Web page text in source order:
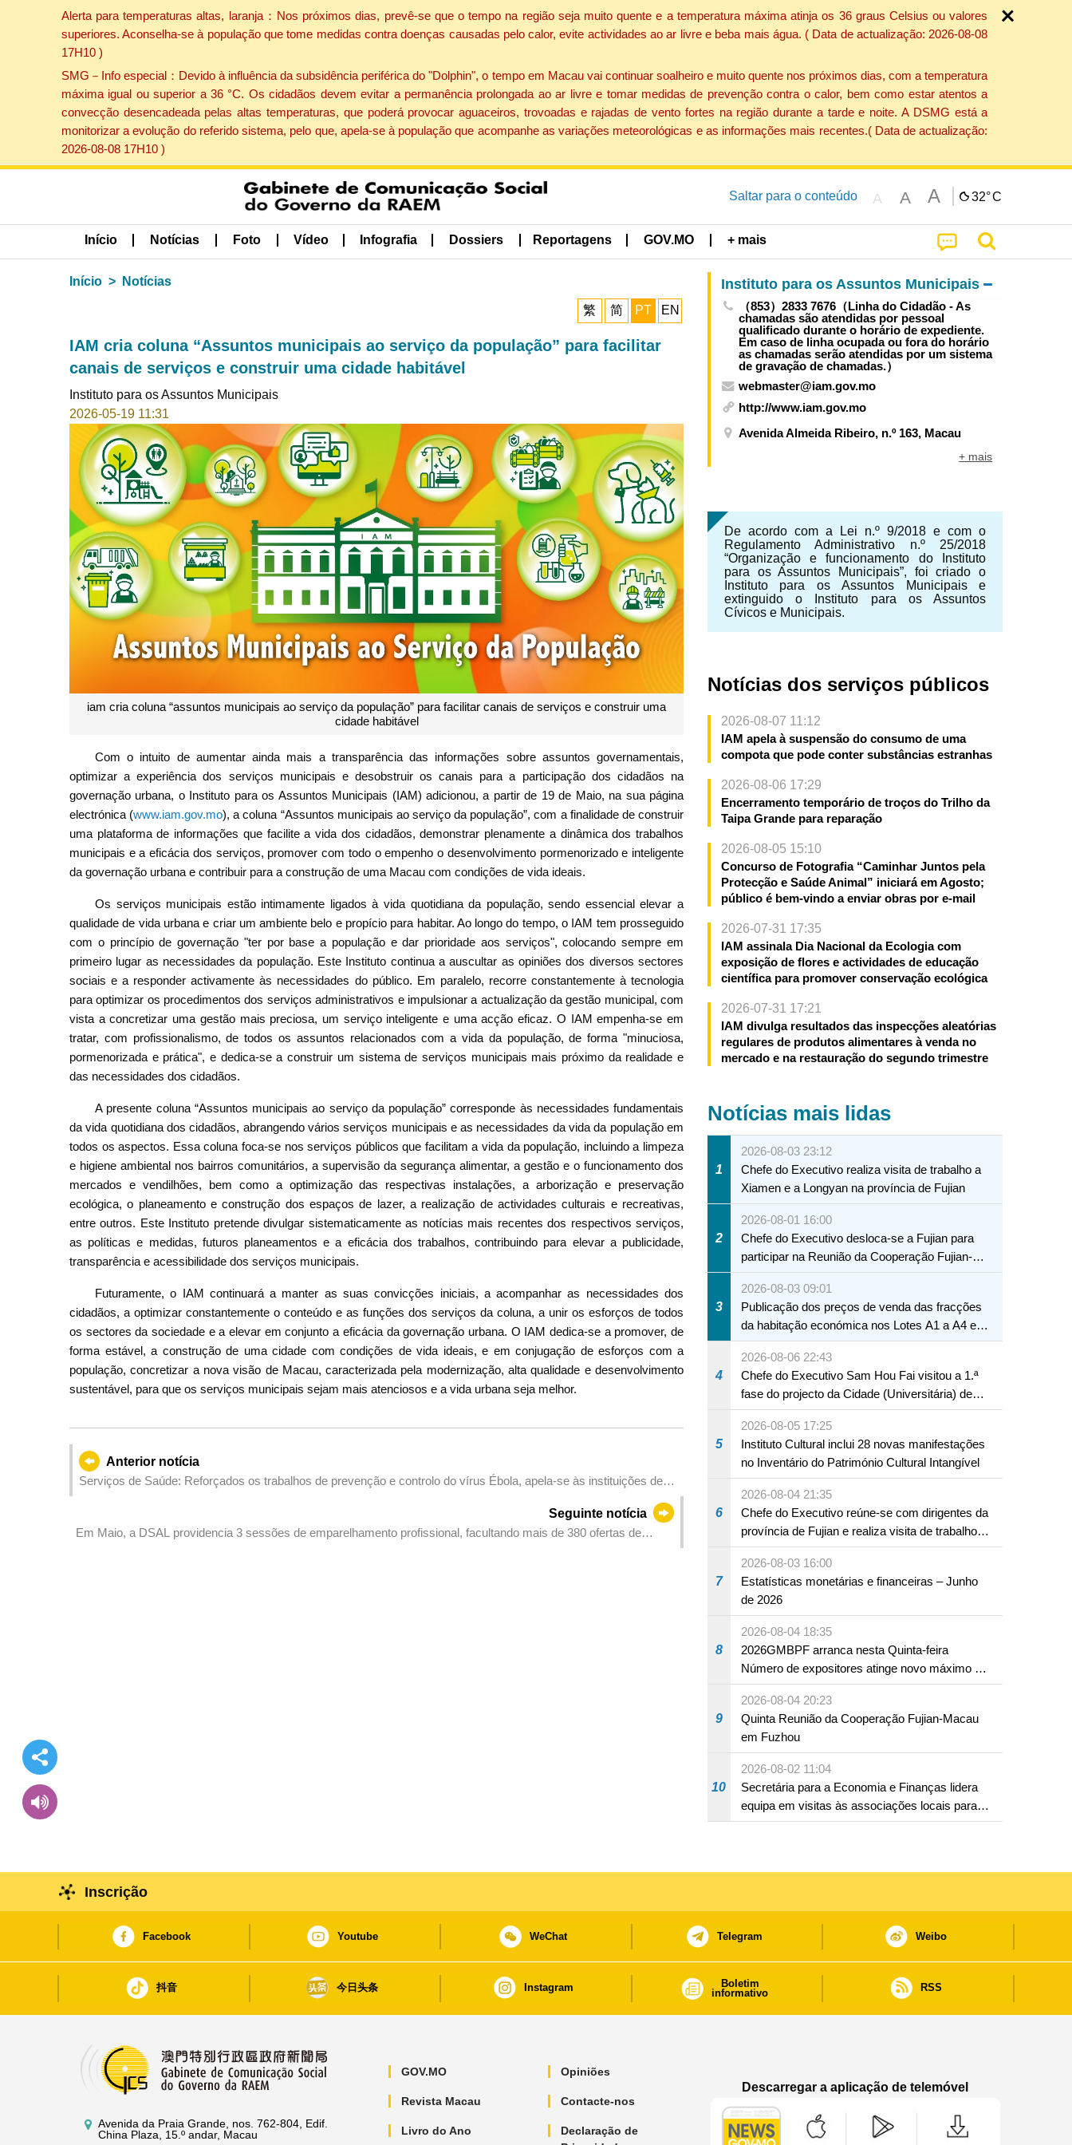
Alerta para temperaturas altas, laranja：Nos próximos dias, prevê-se que o tempo na região seja muito quente e a temperatura máxima atinja os 36 graus Celsius ou valores
superiores. Aconselha-se à população que tome medidas contra doenças causadas pelo calor, evite actividades ao ar livre e beba mais água. ( Data de actualização: 2026-08-08
17H10 )
SMG－Info especial：Devido à influência da subsidência periférica do "Dolphin", o tempo em Macau vai continuar soalheiro e muito quente nos próximos dias, com a temperatura
máxima igual ou superior a 36 °C. Os cidadãos devem evitar a permanência prolongada ao ar livre e tomar medidas de prevenção contra o calor, bem como estar atentos a
convecção desencadeada pelas altas temperaturas, que poderá provocar aguaceiros, trovoadas e rajadas de vento fortes na região durante a tarde e noite. A DSMG está a
monitorizar a evolução do referido sistema, pelo que, apela-se à população que acompanhe as variações meteorológicas e as informações mais recentes.( Data de actualização:
2026-08-08 17H10 )
Saltar para o conteúdo A A A 32°C
Início Notícias Foto Vídeo Infografia Dossiers Reportagens GOV.MO + mais
Início Notícias
繁 简 PT EN
IAM cria coluna “Assuntos municipais ao serviço da população” para facilitar
canais de serviços e construir uma cidade habitável
Instituto para os Assuntos Municipais
2026-05-19 11:31
iam cria coluna “assuntos municipais ao serviço da população” para facilitar canais de serviços e construir uma
cidade habitável
Com o intuito de aumentar ainda mais a transparência das informações sobre assuntos governamentais,
optimizar a experiência dos serviços municipais e desobstruir os canais para a participação dos cidadãos na
governação urbana, o Instituto para os Assuntos Municipais (IAM) adicionou, a partir de 19 de Maio, na sua página
electrónica (www.iam.gov.mo), a coluna “Assuntos municipais ao serviço da população”, com a finalidade de construir
uma plataforma de informações que facilite a vida dos cidadãos, demonstrar plenamente a dinâmica dos trabalhos
municipais e a eficácia dos serviços, promover com todo o empenho o desenvolvimento pormenorizado e inteligente
da governação urbana e contribuir para a construção de uma Macau com condições de vida ideais.
Os serviços municipais estão intimamente ligados à vida quotidiana da população, sendo essencial elevar a
qualidade de vida urbana e criar um ambiente belo e propício para habitar. Ao longo do tempo, o IAM tem prosseguido
com o princípio de governação "ter por base a população e dar prioridade aos serviços", colocando sempre em
primeiro lugar as necessidades da população. Este Instituto continua a auscultar as opiniões dos diversos sectores
sociais e a responder activamente às necessidades do público. Em paralelo, recorre constantemente à tecnologia
para optimizar os procedimentos dos serviços administrativos e impulsionar a actualização da gestão municipal, com
vista a concretizar uma gestão mais preciosa, um serviço inteligente e uma acção eficaz. O IAM empenha-se em
tratar, com profissionalismo, de todos os assuntos relacionados com a vida da população, de forma "minuciosa,
pormenorizada e prática", e dedica-se a construir um sistema de serviços municipais mais próximo da realidade e
das necessidades dos cidadãos.
A presente coluna “Assuntos municipais ao serviço da população” corresponde às necessidades fundamentais
da vida quotidiana dos cidadãos, abrangendo vários serviços municipais e as necessidades da vida da população em
todos os aspectos. Essa coluna foca-se nos serviços públicos que facilitam a vida da população, incluindo a limpeza
e higiene ambiental nos bairros comunitários, a supervisão da segurança alimentar, a gestão e o funcionamento dos
mercados e vendilhões, bem como a optimização das respectivas instalações, a arborização e preservação
ecológica, o planeamento e construção dos espaços de lazer, a realização de actividades culturais e recreativas,
entre outros. Este Instituto pretende divulgar sistematicamente as notícias mais recentes dos respectivos serviços,
as políticas e medidas, futuros planeamentos e a eficácia dos trabalhos, contribuindo para elevar a publicidade,
transparência e acessibilidade dos serviços municipais.
Futuramente, o IAM continuará a manter as suas convicções iniciais, a acompanhar as necessidades dos
cidadãos, a optimizar constantemente o conteúdo e as funções dos serviços da coluna, a unir os esforços de todos
os sectores da sociedade e a elevar em conjunto a eficácia da governação urbana. O IAM dedica-se a promover, de
forma estável, a construção de uma cidade com condições de vida ideais, e em conjugação de esforços com a
população, concretizar a nova visão de Macau, caracterizada pela modernização, alta qualidade e desenvolvimento
sustentável, para que os serviços municipais sejam mais atenciosos e a vida urbana seja melhor.
Anterior notícia
Serviços de Saúde: Reforçados os trabalhos de prevenção e controlo do vírus Ébola, apela-se às instituições de
Seguinte notícia
Em Maio, a DSAL providencia 3 sessões de emparelhamento profissional, facultando mais de 380 ofertas de
Instituto para os Assuntos Municipais
（853）2833 7676（Linha do Cidadão - As
chamadas são atendidas por pessoal
qualificado durante o horário de expediente.
Em caso de linha ocupada ou fora do horário
as chamadas serão atendidas por um sistema
de gravação de chamadas.）
webmaster@iam.gov.mo
http://www.iam.gov.mo
Avenida Almeida Ribeiro, n.º 163, Macau
+ mais
De acordo com a Lei n.º 9/2018 e com o
Regulamento Administrativo n.º 25/2018
“Organização e funcionamento do Instituto
para os Assuntos Municipais”, foi criado o
Instituto para os Assuntos Municipais e
extinguido o Instituto para os Assuntos
Cívicos e Municipais.
Notícias dos serviços públicos
2026-08-07 11:12
IAM apela à suspensão do consumo de uma
compota que pode conter substâncias estranhas
2026-08-06 17:29
Encerramento temporário de troços do Trilho da
Taipa Grande para reparação
2026-08-05 15:10
Concurso de Fotografia “Caminhar Juntos pela
Protecção e Saúde Animal” iniciará em Agosto;
público é bem-vindo a enviar obras por e-mail
2026-07-31 17:35
IAM assinala Dia Nacional da Ecologia com
exposição de flores e actividades de educação
científica para promover conservação ecológica
2026-07-31 17:21
IAM divulga resultados das inspecções aleatórias
regulares de produtos alimentares à venda no
mercado e na restauração do segundo trimestre
Notícias mais lidas
1
2026-08-03 23:12
Chefe do Executivo realiza visita de trabalho a
Xiamen e a Longyan na província de Fujian
2
2026-08-01 16:00
Chefe do Executivo desloca-se a Fujian para
participar na Reunião da Cooperação Fujian-
Macau
3
2026-08-03 09:01
Publicação dos preços de venda das fracções
da habitação económica nos Lotes A1 a A4 e
A12 da Zona A dos Novos Aterros
4
2026-08-06 22:43
Chefe do Executivo Sam Hou Fai visitou a 1.ª
fase do projecto da Cidade (Universitária) de
Educação Internacional de Macau e Hengqin
5
2026-08-05 17:25
Instituto Cultural inclui 28 novas manifestações
no Inventário do Património Cultural Intangível
6
2026-08-04 21:35
Chefe do Executivo reúne-se com dirigentes da
província de Fujian e realiza visita de trabalho
em Fuzhou
7
2026-08-03 16:00
Estatísticas monetárias e financeiras – Junho
de 2026
8
2026-08-04 18:35
2026GMBPF arranca nesta Quinta-feira
Número de expositores atinge novo máximo em
18 anos
9
2026-08-04 20:23
Quinta Reunião da Cooperação Fujian-Macau
em Fuzhou
10
2026-08-02 11:04
Secretária para a Economia e Finanças lidera
equipa em visitas às associações locais para
consolidar consensos e promover os trabalhos
Inscrição
Facebook Youtube WeChat Telegram Weibo
抖音 今日头条 Instagram
Boletim
informativo
RSS
Avenida da Praia Grande, nos. 762-804, Edif.
China Plaza, 15.º andar, Macau
GOV.MO
Revista Macau
Livro do Ano
Opiniões
Contacte-nos
Declaração de
Descarregar a aplicação de telemóvel